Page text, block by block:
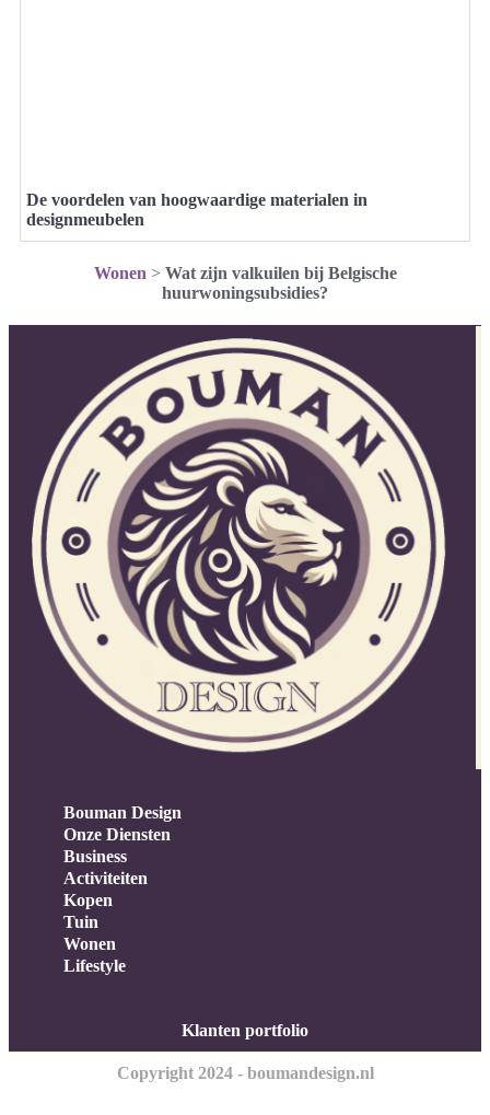
De voordelen van hoogwaardige materialen in
designmeubelen
Wonen > Wat zijn valkuilen bij Belgische
huurwoningsubsidies?
Bouman Design
Onze Diensten
Business
Activiteiten
Kopen
Tuin
Wonen
Lifestyle
Klanten portfolio
Copyright 2024 - boumandesign.nl